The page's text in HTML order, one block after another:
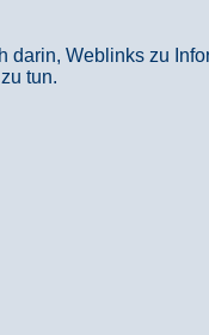
darin, Weblinks zu
tun.